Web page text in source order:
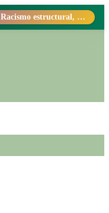
Racismo estructural, perfilamiento racial y abolicionismo carcelario.